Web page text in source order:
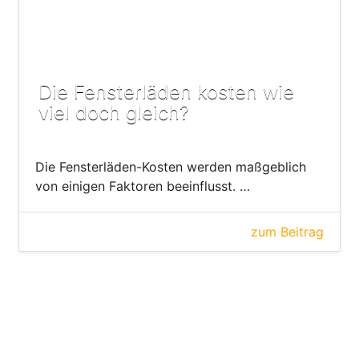
Die Fensterläden kosten wie
viel doch gleich?
Die Fensterläden-Kosten werden maßgeblich
von einigen Faktoren beeinflusst. …
zum Beitrag